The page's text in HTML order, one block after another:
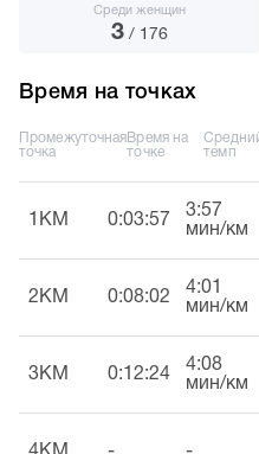
Среди женщин
3 / 176
Время на точках
Промежуточная
точка
Время на
точке
темп
1KM 0:03:57
3:57
мин/км
2KM 0:08:02
4:01
мин/км
3KM 0:12:24
4:08
мин/км